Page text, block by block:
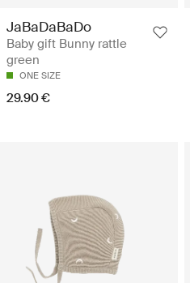
JaBaDaBaDo
Baby gift Bunny rattle
green
ONE SIZE
29.90 €